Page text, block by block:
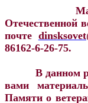
Отечественной
почте
86162-6-26-75.
В данном
вами
Памяти о